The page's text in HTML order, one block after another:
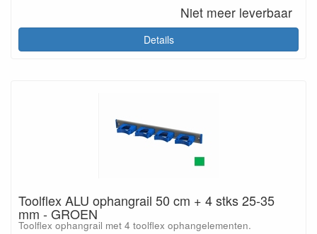
Niet meer leverbaar
Details
Toolflex ALU ophangrail 50 cm + 4 stks 25-35
mm - GROEN
Toolflex ophangrail met 4 toolflex ophangelementen.